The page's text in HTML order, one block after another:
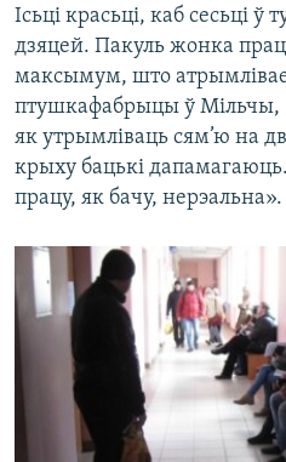
Ісьці красьці, каб сесьці ў
дзяцей. Пакуль жонка
максымум, што
птушкафабрыцы ў Мільчы,
як утрымліваць сям’ю на
крыху бацькі
працу, як бачу, нерэальна».